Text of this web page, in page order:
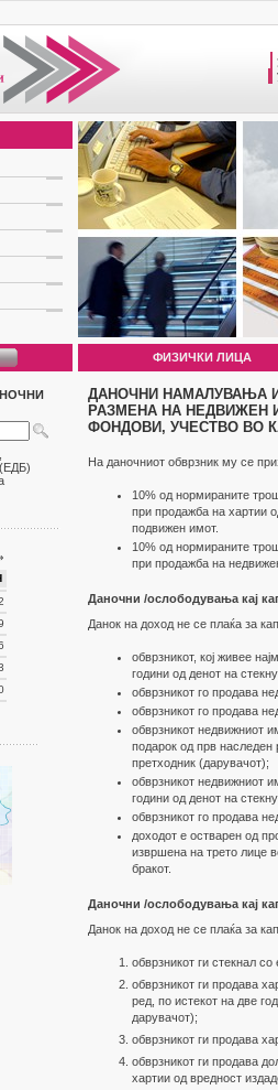
ФИЗИЧКИ ЛИЦА
(ЕДБ)
ДАНОЧНИ НАМАЛУВАЊА
РАЗМЕНА НА НЕДВИЖЕН
ФОНДОВИ, УЧЕСТВО ВО
На даночниот обврзник му се
10% од нормираните
при продажба на хартии
подвижен имот.
10% од нормираните
при продажба на
Даночни /ослободувања кај
Данок на доход не се плаќа за
обврзникот, кој живее
години од денот на
обврзникот го продава
обврзникот го продава
обврзникот недвижниот
подарок од прв наследен
претходник (дарувачот);
обврзникот недвижниот
години од денот на
обврзникот го продава
доходот е остварен од
извршена на трето лице
бракот.
Даночни /ослободувања кај
Данок на доход не се плаќа за
обврзникот ги стекнал
oбврзникот ги продава
ред, по истекот на две
дарувачот);
обврзникот ги продава
обврзникот ги продава
хартии од вредност